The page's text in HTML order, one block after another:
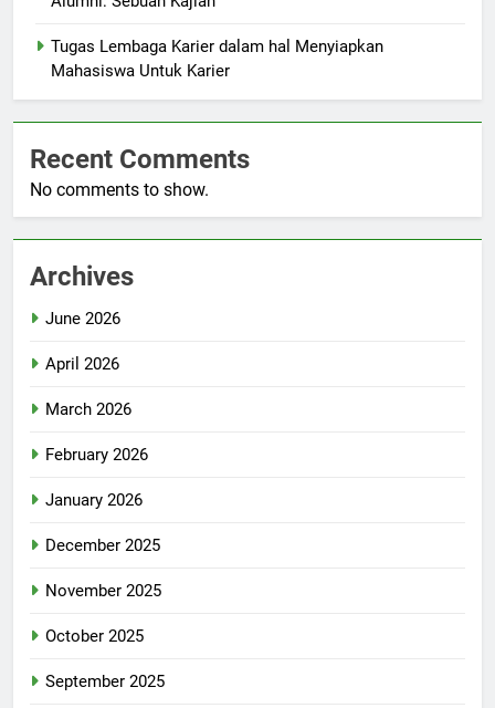
Tugas Lembaga Karier dalam hal Menyiapkan
Mahasiswa Untuk Karier
Recent Comments
No comments to show.
Archives
June 2026
April 2026
March 2026
February 2026
January 2026
December 2025
November 2025
October 2025
September 2025